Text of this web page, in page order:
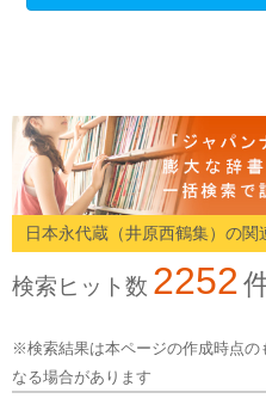
日本永代蔵（井原西鶴集）の関
検索ヒット数 2252
※検索結果は本ページの作成時点
なる場合があります